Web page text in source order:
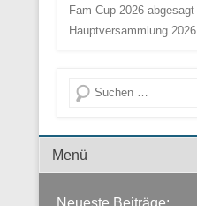
Fam Cup 2026 abgesagt
Hauptversammlung 2026
Suche
Menü der Fußzeile
Neueste Beiträge: